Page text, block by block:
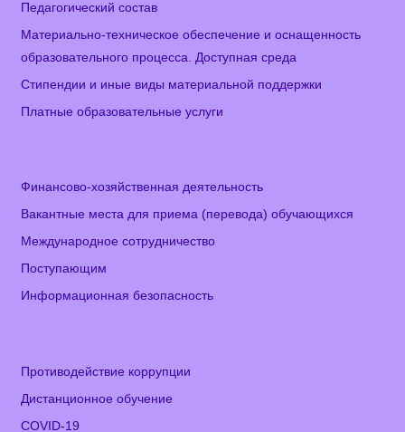
Педагогический состав
Материально-техническое обеспечение и оснащенность
образовательного процесса. Доступная среда
Стипендии и иные виды материальной поддержки
Платные образовательные услуги
Финансово-хозяйственная деятельность
Вакантные места для приема (перевода) обучающихся
Международное сотрудничество
Поступающим
Информационная безопасность
Противодействие коррупции
Дистанционное обучение
COVID-19